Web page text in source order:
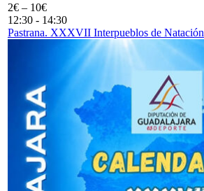
2€ – 10€
12:30 - 14:30
Pastrana. XXXVII Interpueblos de Natación